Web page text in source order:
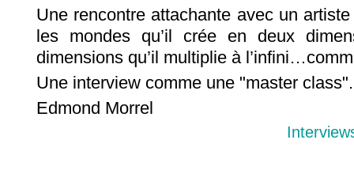
Une rencontre attachante avec un
les mondes qu’il crée en deux
dimensions qu’il multiplie à
Une interview comme une "master
Edmond Morrel